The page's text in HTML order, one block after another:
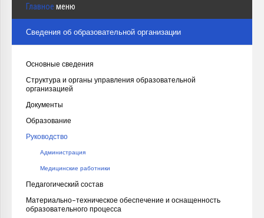
Главное меню
Сведения об образовательной организации
Основные сведения
Структура и органы управления образовательной
организацией
Документы
Образование
Руководство
Администрация
Медицинские работники
Педагогический состав
Материально-техническое обеспечение и оснащенность
образовательного процесса